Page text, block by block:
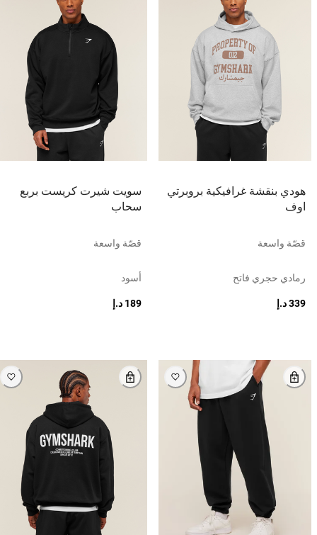
هودي بنقشة غرافيكية بروبرتي
اوف
قصّة واسعة
رمادي حجري فاتح
339 د.إ
سويت شيرت كريست بربع
سحاب
قصّة واسعة
أسود
189 د.إ